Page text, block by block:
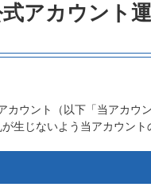
アカウント
カウント（以下「当アカウ
生じないよう当アカウント